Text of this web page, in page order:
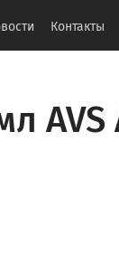
Контакты
AVS